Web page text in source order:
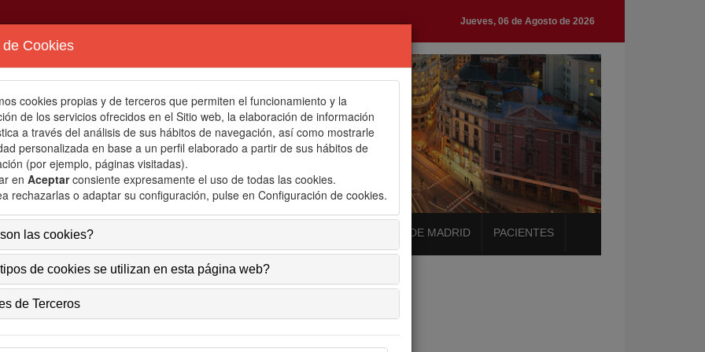
Cookies
cookies propias y de terceros que permiten el funcionamiento y la
de los servicios ofrecidos en el Sitio web, la elaboración de información
a través del análisis de sus hábitos de navegación, así como mostrarle
personalizada en base a un perfil elaborado a partir de sus hábitos de
(por ejemplo, páginas visitadas).
en Aceptarconsiente expresamente el uso de todas las cookies.
rechazarlas o adaptar su configuración, pulse en Configuración de cookies.
las cookies?
de cookies se utilizan en esta página web?
de Terceros
Jueves, 06 de Agosto de 2026
SEMERGEN EN LOS MEDIOS COMUNIDAD DE MADRID PACIENTES
de cookies
de cookies y Web bugs por la página Web.